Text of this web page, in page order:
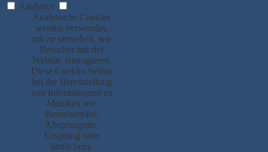
Analytics
Analytische Cookies
werden verwendet,
um zu verstehen, wie
Besucher mit der
Website interagieren.
Diese Cookies helfen
bei der Bereitstellung
von Informationen zu
Metriken wie
Besucherzahl,
Absprungrate,
Ursprung oder
ähnlichem.